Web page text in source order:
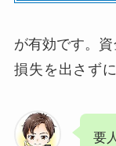
が有効です。
損失を出さず
要